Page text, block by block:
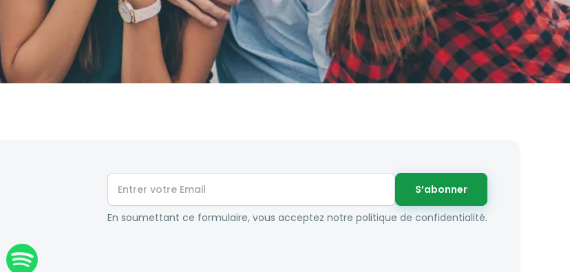
S’abonner
En soumettant ce formulaire, vous acceptez notre politique de confidentialité.